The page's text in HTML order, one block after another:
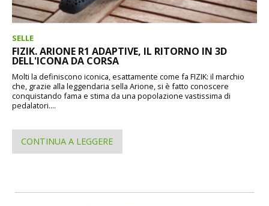
SELLE
FIZIK. ARIONE R1 ADAPTIVE, IL RITORNO IN 3D
DELL'ICONA DA CORSA
Molti la definiscono iconica, esattamente come fa FIZIK: il marchio
che, grazie alla leggendaria sella Arione, si è fatto conoscere
conquistando fama e stima da una popolazione vastissima di
pedalatori....
CONTINUA A LEGGERE